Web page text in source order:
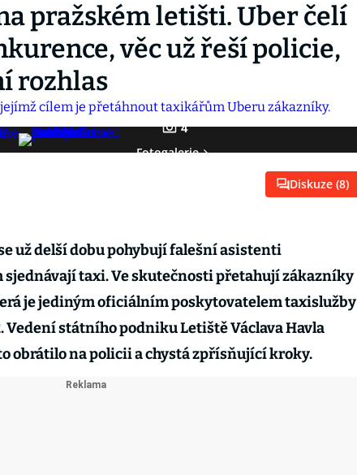
pražském letišti. Uber čelí
věc už řeší policie,
rozhlas
4
Fotogalerie
Diskuze (8)
už delší dobu pohybují falešní asistenti
taxi. Ve skutečnosti přetahují zákazníky
je jediným oficiálním poskytovatelem taxislužby
Vedení státního podniku Letiště Václava Havla
obrátilo na policii a chystá zpřísňující kroky.